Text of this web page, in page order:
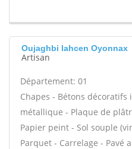
Oujaghbi lahcen Oyonnax
Artisan
Département: 01
Chapes - Bétons
métallique - Plaque de
Papier peint - Sol souple
Parquet - Carrelage - Pavé